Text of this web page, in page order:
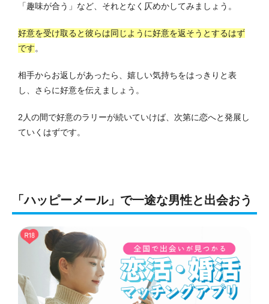
「趣味が合う」など、それとなく仄めかしてみましょう。
好意を受け取ると彼らは同じように好意を返そうとするはず
です。
相手からお返しがあったら、嬉しい気持ちをはっきりと表
し、さらに好意を伝えましょう。
2人の間で好意のラリーが続いていけば、次第に恋へと発展し
ていくはずです。
「ハッピーメール」で一途な男性と出会おう